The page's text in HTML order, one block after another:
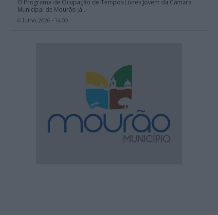
O Programa de Ocupação de Tempos Livres Jovem da Câmara
Municipal de Mourão já...
6 Julho, 2026 - 14:00